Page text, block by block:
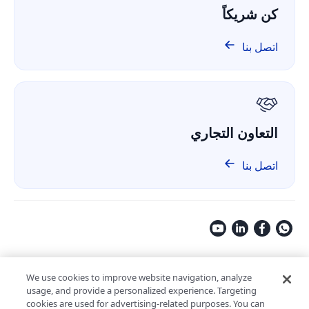
المالية
دراسة حالة
ComPDF Cloud
ComPDF على GitHub
كن شريكاً
اتصل بنا
التعاون التجاري
اتصل بنا
سياسة الخصوصية شروط الخدمة
سياسة الأمن
Reserved.
We use cookies to improve website navigation, analyze
usage, and provide a personalized experience. Targeting
cookies are used for advertising-related purposes. You can